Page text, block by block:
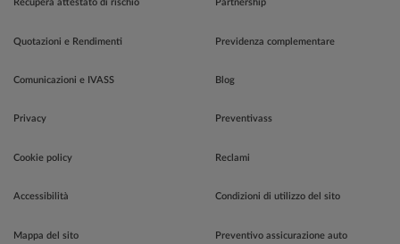
Recupera attestato di rischio
Quotazioni e Rendimenti
Comunicazioni e IVASS
Privacy
Cookie policy
Accessibilità
Mappa del sito
Partnership
Previdenza complementare
Blog
Preventivass
Reclami
Condizioni di utilizzo del sito
Preventivo assicurazione auto